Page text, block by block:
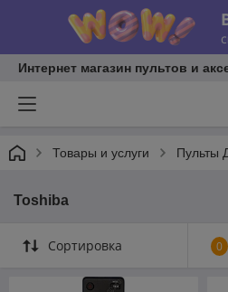
Интернет магазин пультов и
Товары и услуги Пульты
Toshiba
Сортировка 0